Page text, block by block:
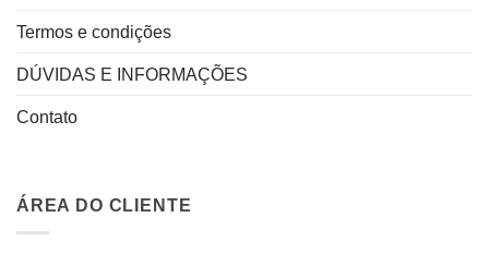
Termos e condições
DÚVIDAS E INFORMAÇÕES
Contato
ÁREA DO CLIENTE